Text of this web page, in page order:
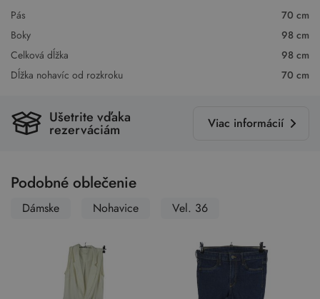
Pás
70 cm
Boky
98 cm
Celková dĺžka
98 cm
Dĺžka nohavíc od rozkroku
70 cm
Ušetrite vďaka
rezerváciám Viac informácií
Podobné oblečenie
Dámske Nohavice Vel. 36